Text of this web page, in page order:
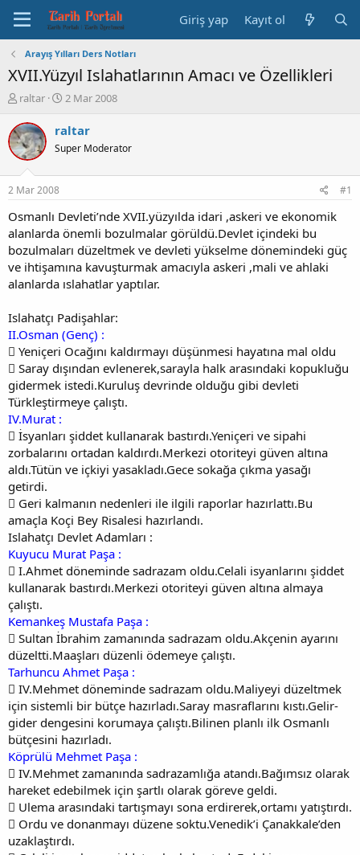
Giriş yap Kayıt ol
Arayış Yılları Ders Notları
XVII.Yüzyıl Islahatlarının Amacı ve Özellikleri
K
n
b
u
u
b
a
l
a
t
a
raltar
B
ş
a
ç
t
a
r
i
h
2 Mar 2008
raltar
Super Moderator
2 Mar 2008 #1
Osmanlı Devleti’nde XVII.yüzyılda idari ,askeri ve ekonomik
alanlarda önemli bozulmalar görüldü.Devlet içindeki bu
bozulmaları düzeltmek ve devleti yükselme dönemindeki güç
ve ihtişamına kavuşturmak amacıyla askeri ,mali ve ahlaki
alanlarda ıslahatlar yaptılar.
Islahatçı Padişahlar:
II.Osman (Genç) :
 Yeniçeri Ocağını kaldırmayı düşünmesi hayatına mal oldu
 Saray dışından evlenerek,sarayla halk arasındaki kopukluğu
gidermek istedi.Kuruluş devrinde olduğu gibi devleti
Türkleştirmeye çalıştı.
IV.Murat :
 İsyanları şiddet kullanarak bastırdı.Yeniçeri ve sipahi
zorbalarını ortadan kaldırdı.Merkezi otoriteyi güven altına
aldı.Tütün ve içkiyi yasakladı.Gece sokağa çıkma yasağı
getirdi.
 Geri kalmanın nedenleri ile ilgili raporlar hazırlattı.Bu
amaçla Koçi Bey Risalesi hazırlandı.
Islahatçı Devlet Adamları :
Kuyucu Murat Paşa :
 I.Ahmet döneminde sadrazam oldu.Celali isyanlarını şiddet
kullanarak bastırdı.Merkezi otoriteyi güven altına almaya
çalıştı.
Kemankeş Mustafa Paşa :
 Sultan İbrahim zamanında sadrazam oldu.Akçenin ayarını
düzeltti.Maaşları düzenli ödemeye çalıştı.
Tarhuncu Ahmet Paşa :
 IV.Mehmet döneminde sadrazam oldu.Maliyeyi düzeltmek
için sistemli bir bütçe hazırladı.Saray masraflarını kıstı.Gelir-
gider dengesini korumaya çalıştı.Bilinen planlı ilk Osmanlı
bütçesini hazırladı.
Köprülü Mehmet Paşa :
 IV.Mehmet zamanında sadrazamlığa atandı.Bağımsız olarak
hareket edebilmek için şartlı olarak göreve geldi.
 Ulema arasındaki tartışmayı sona erdirerek,ortamı yatıştırdı.
 Ordu ve donanmayı düzene soktu.Venedik’i Çanakkale’den
uzaklaştırdı.